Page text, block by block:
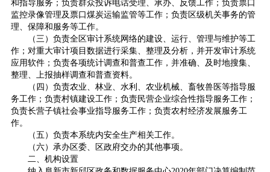
和指导服务；负责群众投诉电话受理、承办、反馈工作；负责票口
监控录像管理及票口煤炭运输监管等工作；负责区级机关事务的管
理、保障和服务等工作。
（三）负责全区审计系统网络的建设、运行、管理与维护等工
作；对重大审计项目数据进行采集、整理及分析，并开发审计系统
应用软件；负责各项统计调查和普查工作，并准确、及时地搜集、
整理、上报抽样调查和普查资料。
（四）负责农业、林业、水利、农业机械、畜牧兽医等指导服
务工作；负责村镇建设工作；负责民营企业综合性指导服务工作；
负责长营子镇社会事业指导服务工作；负责农村经济发展服务工
作。
（五）负责本系统内安全生产相关工作。
（六）承办区委、区政府交办的其他事项。
二、机构设置